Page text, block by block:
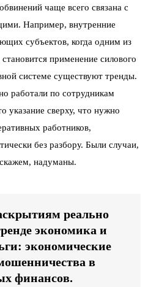
чаще всего связана с
Например, внутренние
субъектов, когда одним из
применение силового
системе существуют тренды.
работали по сотрудникам
указание сверху, что нужно
работников,
без разбору. Были случаи,
надуманы.
реально
экономика и
экономические
в
финансов.